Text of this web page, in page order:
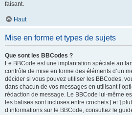
faisant.
Haut
Mise en forme et types de sujets
Que sont les BBCodes ?
Le BBCode est une implantation spéciale au
contrôle de mise en forme des éléments d’un
décider si vous pouvez utiliser les BBCodes,
dans chacun de vos messages en utilisant
rédaction de message. Le BBCode lui-même
les balises sont incluses entre crochets [ et ]
d’informations sur le BBCode, consultez le